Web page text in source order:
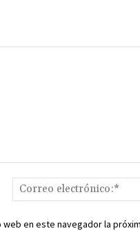
Nombre:*
en este navegador la